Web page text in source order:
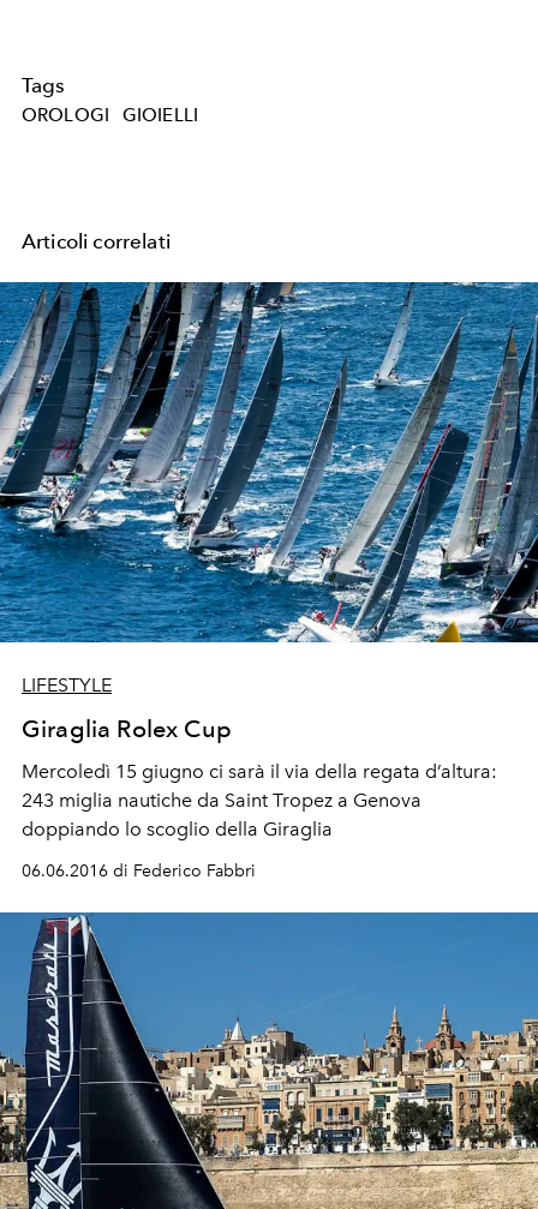
Tags
OROLOGI GIOIELLI
Articoli correlati
LIFESTYLE
Giraglia Rolex Cup
Mercoledì 15 giugno ci sarà il via della regata d’altura:
243 miglia nautiche da Saint Tropez a Genova
doppiando lo scoglio della Giraglia
06.06.2016 di Federico Fabbri